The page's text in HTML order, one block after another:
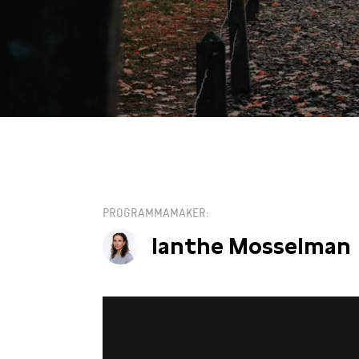
DO 6 MEI / 20:00
PROGRAMMAMAKER
Ianthe Mosselman